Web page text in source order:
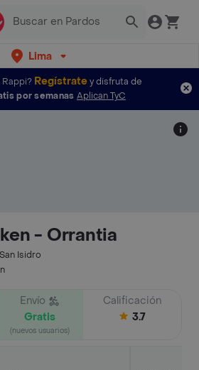
Lima
Rappi? Regístratey disfruta de
por semanas Aplican TyC
- Orrantia
Isidro
Envío
Gratis
(nuevos usuarios)
Calificación
3.7